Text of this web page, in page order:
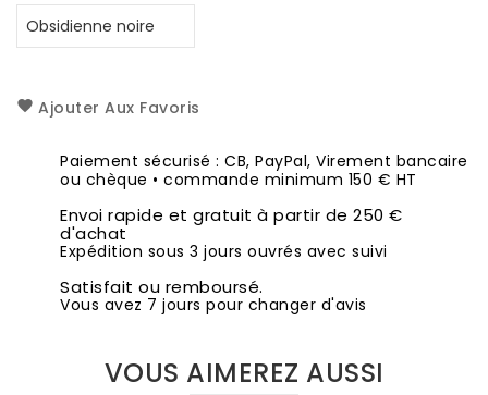
Ajouter Aux Favoris
Paiement sécurisé : CB, PayPal, Virement bancaire
ou chèque • commande minimum 150 € HT
Envoi rapide et gratuit à partir de 250 €
d'achat
Expédition sous 3 jours ouvrés avec suivi
Satisfait ou remboursé.
Vous avez 7 jours pour changer d'avis
VOUS AIMEREZ AUSSI